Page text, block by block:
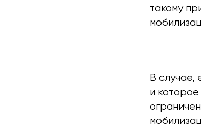
такому
В случае,
и